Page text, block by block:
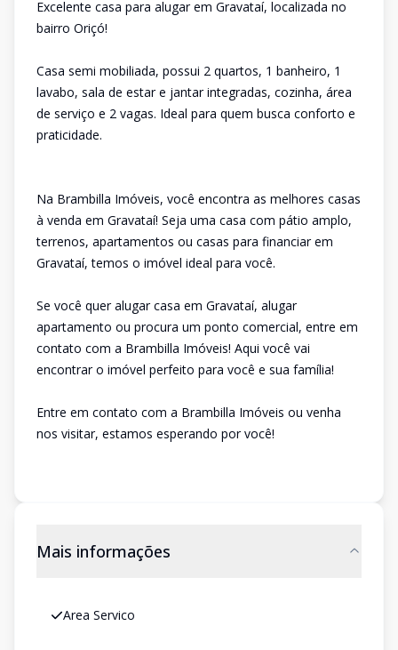
Excelente casa para alugar em Gravataí, localizada no
bairro Oriçó!
Casa semi mobiliada, possui 2 quartos, 1 banheiro, 1
lavabo, sala de estar e jantar integradas, cozinha, área
de serviço e 2 vagas. Ideal para quem busca conforto e
praticidade.
Na Brambilla Imóveis, você encontra as melhores casas
à venda em Gravataí! Seja uma casa com pátio amplo,
terrenos, apartamentos ou casas para financiar em
Gravataí, temos o imóvel ideal para você.
Se você quer alugar casa em Gravataí, alugar
apartamento ou procura um ponto comercial, entre em
contato com a Brambilla Imóveis! Aqui você vai
encontrar o imóvel perfeito para você e sua família!
Entre em contato com a Brambilla Imóveis ou venha
nos visitar, estamos esperando por você!
Mais informações
Area Servico